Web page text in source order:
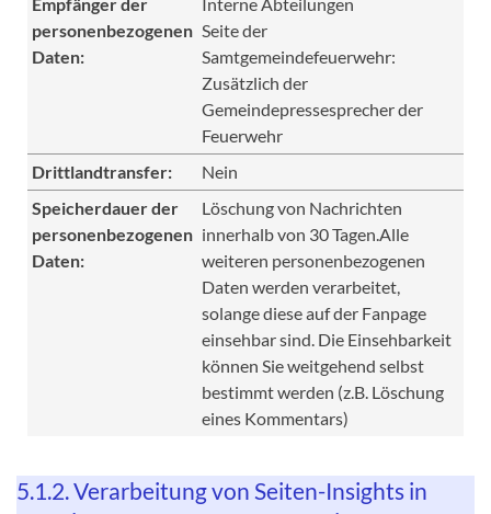
personenbezogenen
Daten:
Seite der
Samtgemeindefeuerwehr:
Zusätzlich der
Gemeindepressesprecher der
Feuerwehr
Drittlandtransfer:
Nein
Speicherdauer der
personenbezogenen
Daten:
Löschung von Nachrichten
innerhalb von 30 Tagen.Alle
weiteren personenbezogenen
Daten werden verarbeitet,
solange diese auf der Fanpage
einsehbar sind. Die Einsehbarkeit
können Sie weitgehend selbst
bestimmt werden (z.B. Löschung
eines Kommentars)
5.1.2. Verarbeitung von Seiten-Insights in